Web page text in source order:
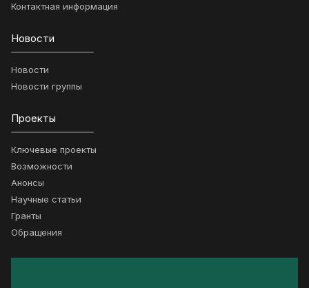
Контактная информация
Новости
Новости
Новости группы
Проекты
Ключевые проекты
Возможности
Анонсы
Научные статьи
Гранты
Обращения